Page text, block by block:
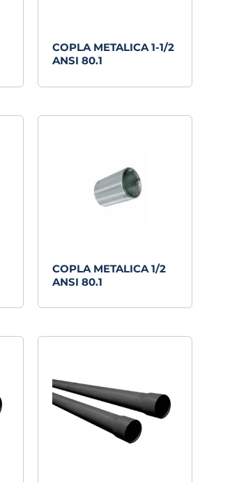
COPLA METALICA 1-1/2
ANSI 80.1
COPLA METALICA 1/2
ANSI 80.1